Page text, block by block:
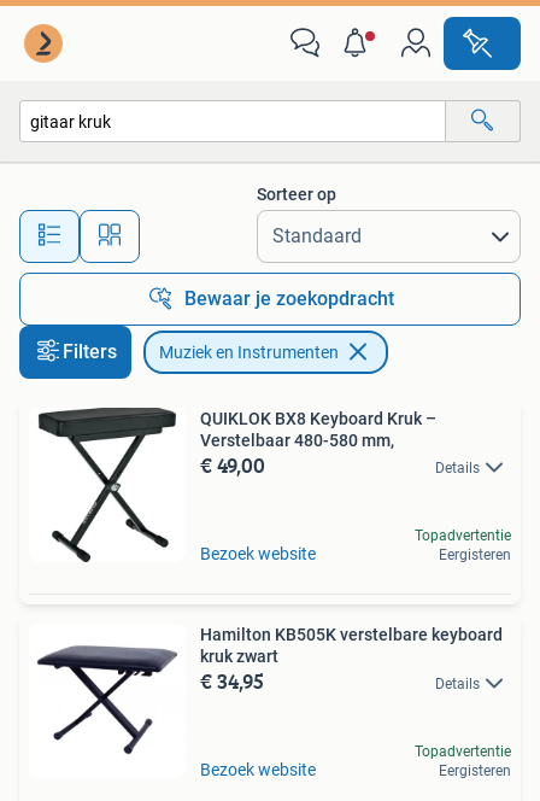
Alle afstanden…
Sorteer op
Bewaar je zoekopdracht
Filters Muziek en Instrumenten
QUIKLOK BX8 Keyboard Kruk –
Verstelbaar 480-580 mm,
€ 49,00 Details
Bezoek website
Topadvertentie
Eergisteren
Hamilton KB505K verstelbare keyboard
kruk zwart
€ 34,95 Details
Bezoek website
Topadvertentie
Eergisteren